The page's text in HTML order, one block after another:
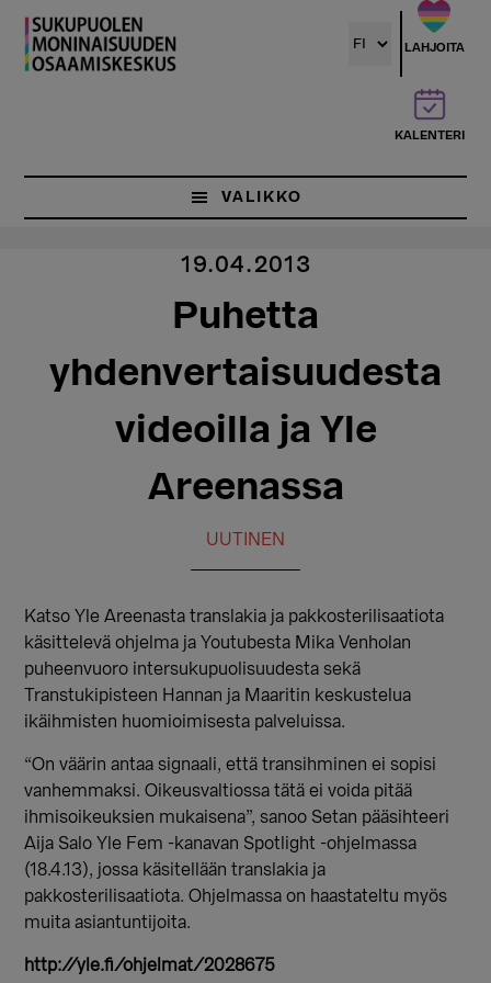
Hyppää
pääsisältöön
LAHJOITA
KALENTERI
VALIKKO
19.04.2013
Puhetta
yhdenvertaisuudesta
videoilla ja Yle
Areenassa
UUTINEN
Katso Yle Areenasta translakia ja pakkosterilisaatiota
käsittelevä ohjelma ja Youtubesta Mika Venholan
puheenvuoro intersukupuolisuudesta sekä
Transtukipisteen Hannan ja Maaritin keskustelua
ikäihmisten huomioimisesta palveluissa.
“On väärin antaa signaali, että transihminen ei sopisi
vanhemmaksi. Oikeusvaltiossa tätä ei voida pitää
ihmisoikeuksien mukaisena”, sanoo Setan pääsihteeri
Aija Salo Yle Fem -kanavan Spotlight -ohjelmassa
(18.4.13), jossa käsitellään translakia ja
pakkosterilisaatiota. Ohjelmassa on haastateltu myös
muita asiantuntijoita.
http://yle.fi/ohjelmat/2028675